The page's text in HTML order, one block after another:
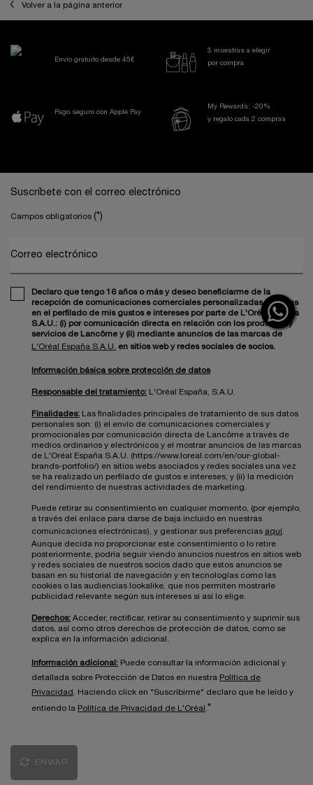
Volver a la página anterior
Envío gratuito desde 45€
3 muestras a elegir
por compra
Pago seguro con Apple Pay
My Rewards: -20%
y regalo cada 2 compras
Suscríbete con el correo electrónico
Campos obligatorios (*)
Correo electrónico
Declaro que tengo 16 años o más y deseo beneficiarme de la
recepción de comunicaciones comerciales personalizadas basadas
en el perfilado de mis gustos e intereses por parte de L'Oréal España
S.A.U.: (i) por comunicación directa en relación con los productos y
servicios de Lancôme y (ii) mediante anuncios de las marcas de
L'Oréal España S.A.U.
en sitios web y redes sociales de socios.
Información básica sobre protección de datos
Responsable del tratamiento: L'Oréal España, S.A.U.
Finalidades: Las finalidades principales de tratamiento de sus datos
personales son: (i) el envío de comunicaciones comerciales y
promocionales por comunicación directa de Lancôme a través de
medios ordinarios y electrónicos y el mostrar anuncios de las marcas
de L'Oréal España S.A.U. (https://www.loreal.com/en/our-global-
brands-portfolio/) en sitios webs asociados y redes sociales una vez
se ha realizado un perfilado de gustos e intereses; y (ii) la medición
del rendimiento de nuestras actividades de marketing.
Puede retirar su consentimiento en cualquier momento, (por ejemplo,
a través del enlace para darse de baja incluido en nuestras
comunicaciones electrónicas), y gestionar sus preferencias aquí
Aunque decida no proporcionar este consentimiento o lo retire
posteriormente, podría seguir viendo anuncios nuestros en sitios web
y redes sociales de nuestros socios dado que estos anuncios se
basan en su historial de navegación y en tecnologías como las
cookies o las audiencias lookalike, que nos permiten mostrarle
publicidad relevante según sus intereses si así lo elige.
Derechos: Acceder, rectificar, retirar su consentimiento y suprimir sus
datos, así como otros derechos de protección de datos, como se
explica en la información adicional.
Información adicional: Puede consultar la información adicional y
detallada sobre Protección de Datos en nuestra Política de
Privacidad
. Haciendo click en "Suscribirme" declaro que he leído y
entiendo la Política de Privacidad de L'Oréal *
ENVIAR